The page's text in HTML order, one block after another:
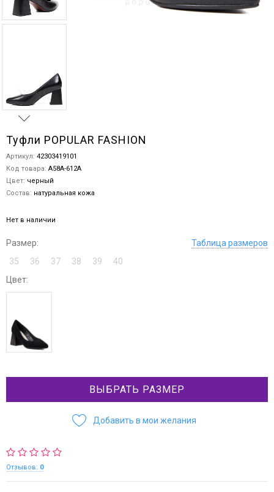
Туфли POPULAR FASHION
Артикул: 42303419101
Код товара: A58A-612A
Цвет: черный
Состав: натуральная кожа
Нет в наличии
Размер:
Таблица размеров
35
36 37 38 39
40
Цвет:
ВЫБРАТЬ РАЗМЕР
Добавить в мои желания
Отзывов: 0